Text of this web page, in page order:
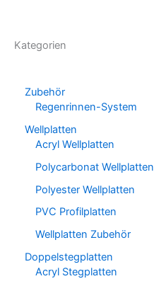
Kategorien
Zubehör
Regenrinnen-System
Wellplatten
Acryl Wellplatten
Polycarbonat Wellplatten
Polyester Wellplatten
PVC Profilplatten
Wellplatten Zubehör
Doppelstegplatten
Acryl Stegplatten